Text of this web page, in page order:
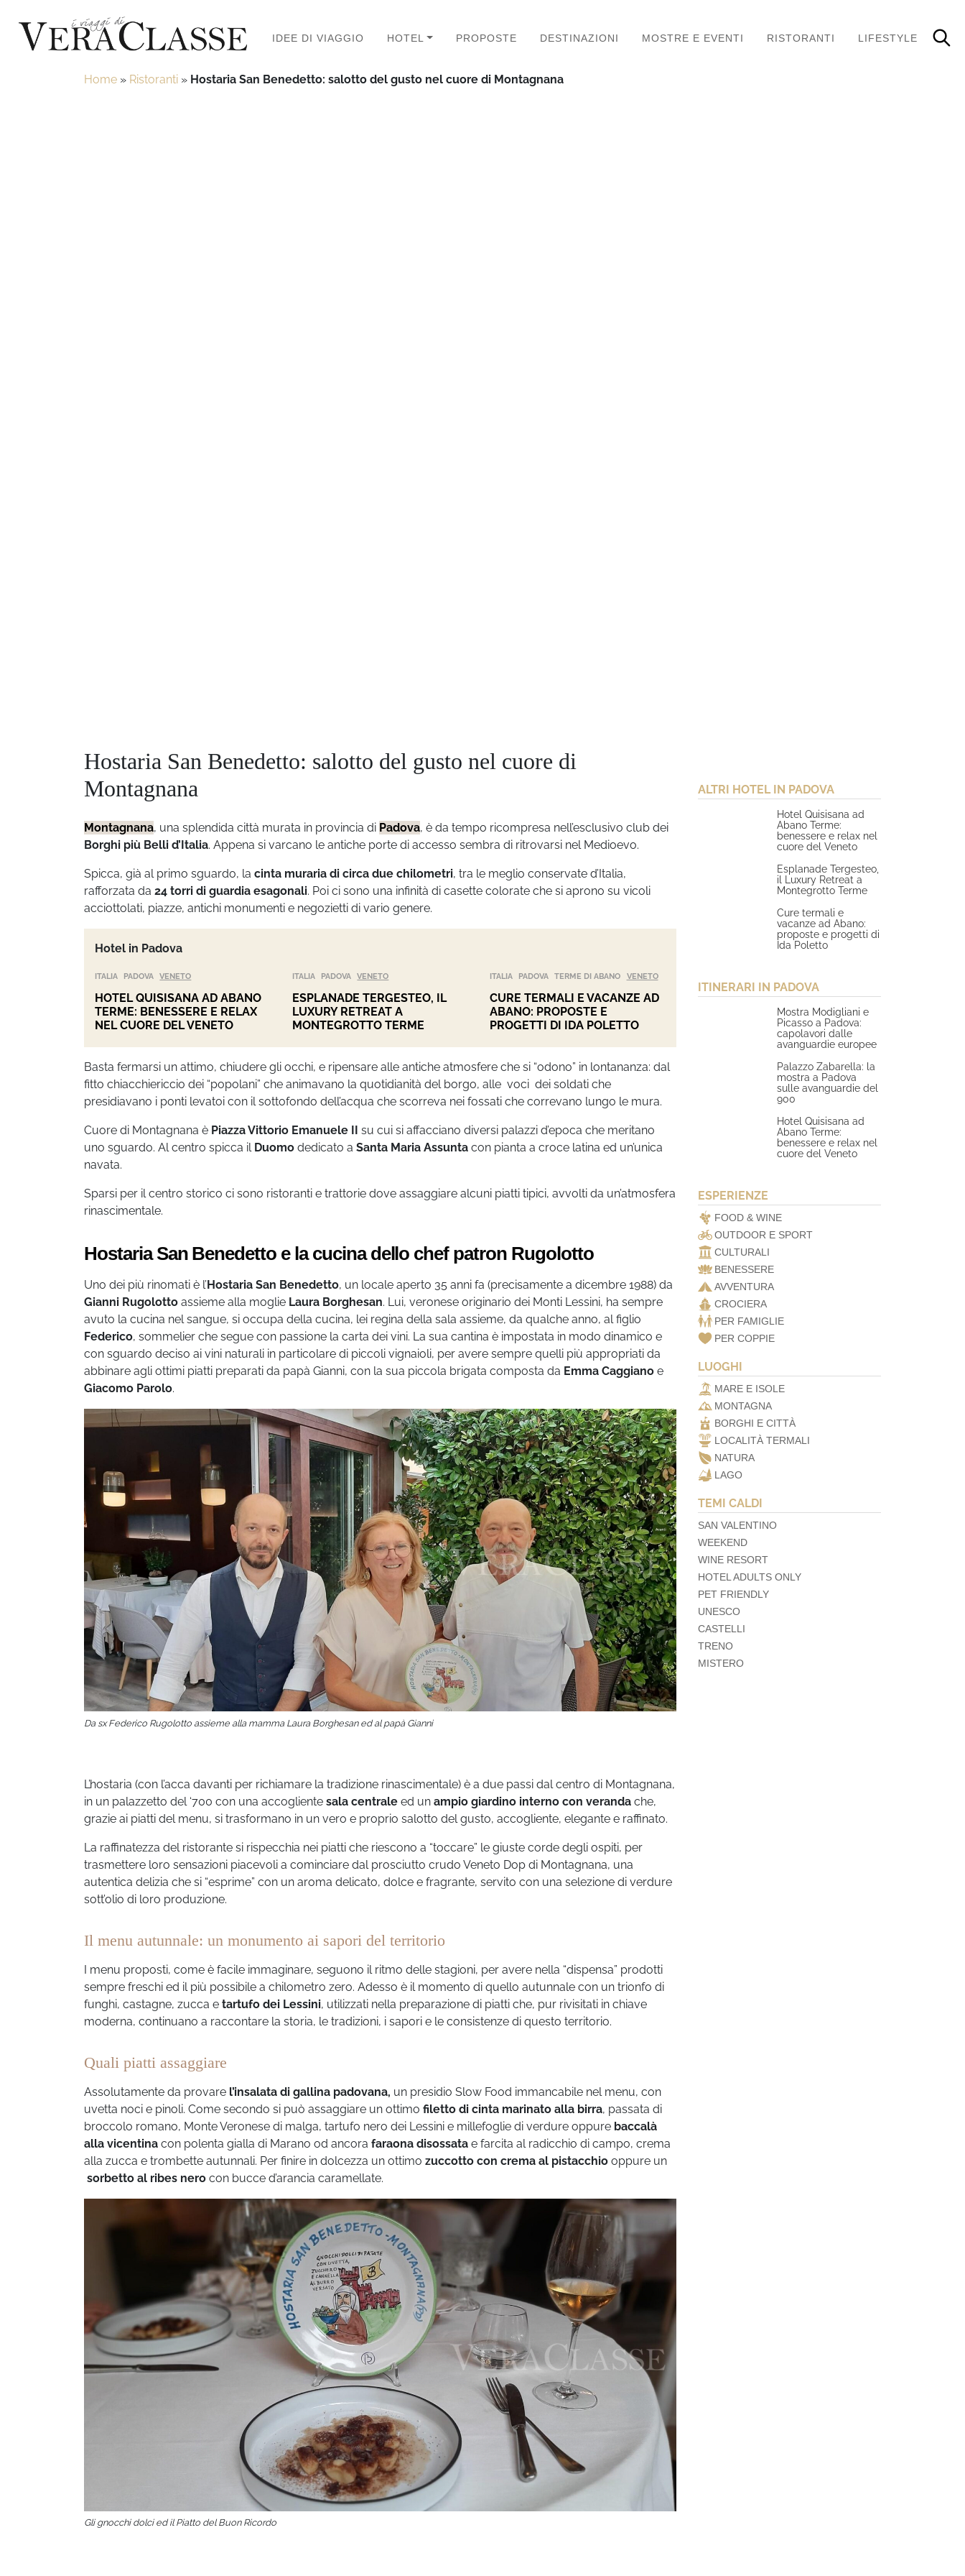
IDEE DI VIAGGIO HOTEL PROPOSTE DESTINAZIONI MOSTRE E EVENTI RISTORANTI LIFESTYLE
Home » Ristoranti » Hostaria San Benedetto: salotto del gusto nel cuore di Montagnana
Hostaria San Benedetto: salotto del gusto nel cuore di
Montagnana
Montagnana, una splendida città murata in provincia di Padova, è da tempo ricompresa nell’esclusivo club dei
Borghi più Belli d’Italia. Appena si varcano le antiche porte di accesso sembra di ritrovarsi nel Medioevo.
Spicca, già al primo sguardo, la cinta muraria di circa due chilometri, tra le meglio conservate d’Italia,
rafforzata da 24 torri di guardia esagonali. Poi ci sono una infinità di casette colorate che si aprono su vicoli
acciottolati, piazze, antichi monumenti e negozietti di vario genere.
Hotel in Padova
ITALIA PADOVA VENETO
HOTEL QUISISANA AD ABANO
TERME: BENESSERE E RELAX
NEL CUORE DEL VENETO
ITALIA PADOVA VENETO
ESPLANADE TERGESTEO, IL
LUXURY RETREAT A
MONTEGROTTO TERME
ITALIA PADOVA TERME DI ABANO VENETO
CURE TERMALI E VACANZE AD
ABANO: PROPOSTE E
PROGETTI DI IDA POLETTO
Basta fermarsi un attimo, chiudere gli occhi, e ripensare alle antiche atmosfere che si “odono” in lontananza: dal
fitto chiacchiericcio dei “popolani” che animavano la quotidianità del borgo, alle voci dei soldati che
presidiavano i ponti levatoi con il sottofondo dell’acqua che scorreva nei fossati che correvano lungo le mura.
Cuore di Montagnana è Piazza Vittorio Emanuele II su cui si affacciano diversi palazzi d’epoca che meritano
uno sguardo. Al centro spicca il Duomo dedicato a Santa Maria Assunta con pianta a croce latina ed un’unica
navata.
Sparsi per il centro storico ci sono ristoranti e trattorie dove assaggiare alcuni piatti tipici, avvolti da un’atmosfera
rinascimentale.
Hostaria San Benedetto e la cucina dello chef patron Rugolotto
Uno dei più rinomati è l’Hostaria San Benedetto, un locale aperto 35 anni fa (precisamente a dicembre 1988) da
Gianni Rugolotto assieme alla moglie Laura Borghesan. Lui, veronese originario dei Monti Lessini, ha sempre
avuto la cucina nel sangue, si occupa della cucina, lei regina della sala assieme, da qualche anno, al figlio
Federico, sommelier che segue con passione la carta dei vini. La sua cantina è impostata in modo dinamico e
con sguardo deciso ai vini naturali in particolare di piccoli vignaioli, per avere sempre quelli più appropriati da
abbinare agli ottimi piatti preparati da papà Gianni, con la sua piccola brigata composta da Emma Caggiano e
Giacomo Parolo.
Da sx Federico Rugolotto assieme alla mamma Laura Borghesan ed al papà Gianni
L’hostaria (con l’acca davanti per richiamare la tradizione rinascimentale) è a due passi dal centro di Montagnana,
in un palazzetto del ‘700 con una accogliente sala centrale ed un ampio giardino interno con veranda che,
grazie ai piatti del menu, si trasformano in un vero e proprio salotto del gusto, accogliente, elegante e raffinato.
La raffinatezza del ristorante si rispecchia nei piatti che riescono a “toccare” le giuste corde degli ospiti, per
trasmettere loro sensazioni piacevoli a cominciare dal prosciutto crudo Veneto Dop di Montagnana, una
autentica delizia che si “esprime” con un aroma delicato, dolce e fragrante, servito con una selezione di verdure
sott’olio di loro produzione.
Il menu autunnale: un monumento ai sapori del territorio
I menu proposti, come è facile immaginare, seguono il ritmo delle stagioni, per avere nella “dispensa” prodotti
sempre freschi ed il più possibile a chilometro zero. Adesso è il momento di quello autunnale con un trionfo di
funghi, castagne, zucca e tartufo dei Lessini, utilizzati nella preparazione di piatti che, pur rivisitati in chiave
moderna, continuano a raccontare la storia, le tradizioni, i sapori e le consistenze di questo territorio.
Quali piatti assaggiare
Assolutamente da provare l’insalata di gallina padovana, un presidio Slow Food immancabile nel menu, con
uvetta noci e pinoli. Come secondo si può assaggiare un ottimo filetto di cinta marinato alla birra, passata di
broccolo romano, Monte Veronese di malga, tartufo nero dei Lessini e millefoglie di verdure oppure baccalà
alla vicentina con polenta gialla di Marano od ancora faraona disossata e farcita al radicchio di campo, crema
alla zucca e trombette autunnali. Per finire in dolcezza un ottimo zuccotto con crema al pistacchio oppure un
sorbetto al ribes nero con bucce d’arancia caramellate.
Gli gnocchi dolci ed il Piatto del Buon Ricordo
ALTRI HOTEL IN PADOVA
Hotel Quisisana ad
Abano Terme:
benessere e relax nel
cuore del Veneto
Esplanade Tergesteo,
il Luxury Retreat a
Montegrotto Terme
Cure termali e
vacanze ad Abano:
proposte e progetti di
Ida Poletto
ITINERARI IN PADOVA
Mostra Modigliani e
Picasso a Padova:
capolavori dalle
avanguardie europee
Palazzo Zabarella: la
mostra a Padova
sulle avanguardie del
900
Hotel Quisisana ad
Abano Terme:
benessere e relax nel
cuore del Veneto
ESPERIENZE
FOOD & WINE
OUTDOOR E SPORT
CULTURALI
BENESSERE
AVVENTURA
CROCIERA
PER FAMIGLIE
PER COPPIE
LUOGHI
MARE E ISOLE
MONTAGNA
BORGHI E CITTÀ
LOCALITÀ TERMALI
NATURA
LAGO
TEMI CALDI
SAN VALENTINO
WEEKEND
WINE RESORT
HOTEL ADULTS ONLY
PET FRIENDLY
UNESCO
CASTELLI
TRENO
MISTERO